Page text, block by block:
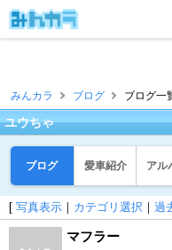
みんカラ ブログ ブログ一
ユウちゃ
ブログ 愛車紹介 アル
[ 写真表示 ｜ カテゴリ選択 ｜ 過
マフラー